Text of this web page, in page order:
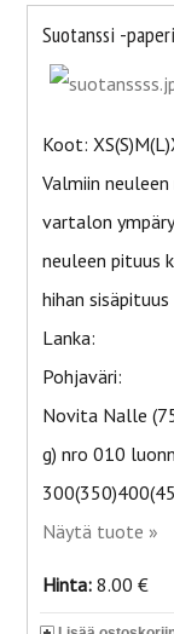
Suotanssi -
Koot:
Valmiin
vartalon
neuleen pituus
hihan
Lanka:
Pohjaväri:
Novita Nalle
g) nro 010
Näytä tuote »
Hinta: 8.00 €